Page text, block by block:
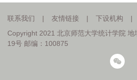
联系我们 | 友情链接 | 下设机构 |
Copyright 2021 北京师范大学统计学院
19号 邮编：100875